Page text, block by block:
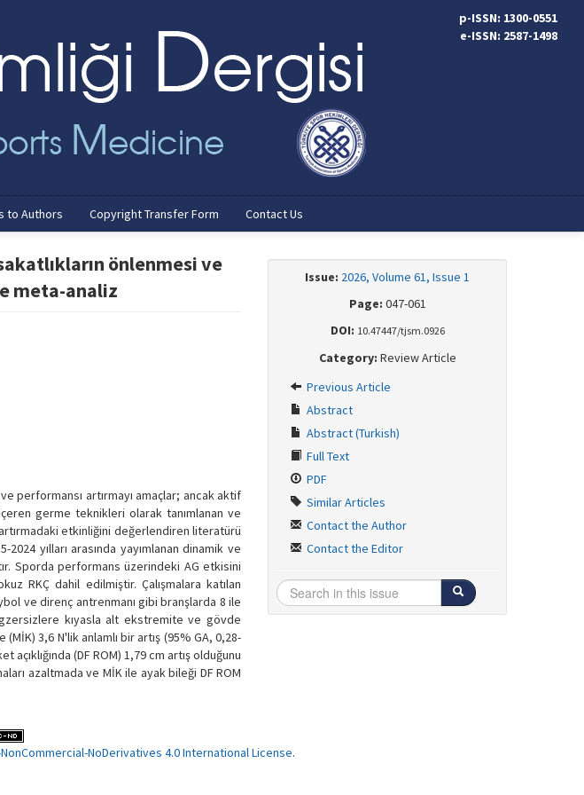
p-ISSN: 1300-0551
e-ISSN: 2587-1498
to Authors Copyright Transfer Form Contact Us
önlenmesi ve
meta-analiz
performansı artırmayı amaçlar; ancak aktif
germe teknikleri olarak tanımlanan ve
etkinliğini değerlendiren literatürü
yılları arasında yayımlanan dinamik ve
Sporda performans üzerindeki AG etkisini
RKÇ dahil edilmiştir. Çalışmalara katılan
ve direnç antrenmanı gibi branşlarda 8 ile
kıyasla alt ekstremite ve gövde
3,6 N'lik anlamlı bir artış (95% GA, 0,28-
(DF ROM) 1,79 cm artış olduğunu
azaltmada ve MİK ile ayak bileği DF ROM
Issue: 2026, Volume 61, Issue 1
Page: 047-061
DOI: 10.47447/tjsm.0926
Category: Review Article
Previous Article
Abstract
Abstract (Turkish)
Full Text
PDF
Similar Articles
Contact the Author
Contact the Editor
NoDerivatives 4.0 International License.